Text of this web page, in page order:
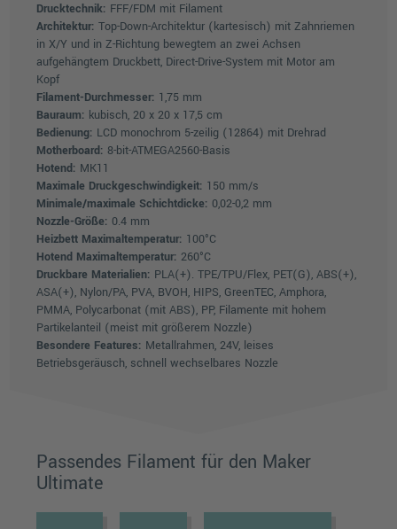
Drucktechnik: FFF/FDM mit Filament
Architektur: Top-Down-Architektur (kartesisch) mit Zahnriemen
in X/Y und in Z-Richtung bewegtem an zwei Achsen
aufgehängtem Druckbett, Direct-Drive-System mit Motor am
Kopf
Filament-Durchmesser: 1,75 mm
Bauraum: kubisch, 20 x 20 x 17,5 cm
Bedienung: LCD monochrom 5-zeilig (12864) mit Drehrad
Motherboard: 8-bit-ATMEGA2560-Basis
Hotend: MK11
Maximale Druckgeschwindigkeit: 150 mm/s
Minimale/maximale Schichtdicke: 0,02-0,2 mm
Nozzle-Größe: 0.4 mm
Heizbett Maximaltemperatur: 100°C
Hotend Maximaltemperatur: 260°C
Druckbare Materialien: PLA(+). TPE/TPU/Flex, PET(G), ABS(+),
ASA(+), Nylon/PA, PVA, BVOH, HIPS, GreenTEC, Amphora,
PMMA, Polycarbonat (mit ABS), PP, Filamente mit hohem
Partikelanteil (meist mit größerem Nozzle)
Besondere Features: Metallrahmen, 24V, leises
Betriebsgeräusch, schnell wechselbares Nozzle
Passendes Filament für den Maker
Ultimate